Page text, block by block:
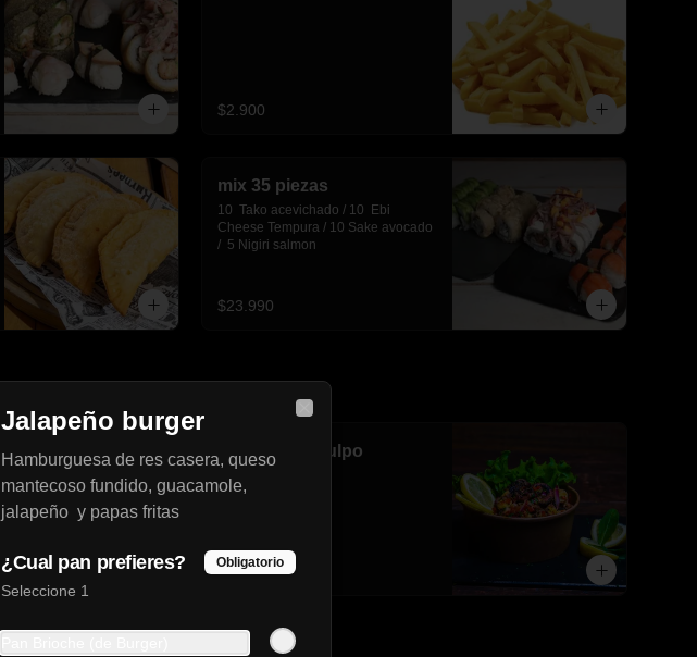
$2.900
mix 35 piezas
10  Tako acevichado / 10  Ebi
Cheese Tempura / 10 Sake avocado
/  5 Nigiri salmon
$23.990
Ceviche de Pulpo
$12.490
Jalapeño burger
Hamburguesa de res casera, queso
mantecoso fundido, guacamole,
jalapeño y papas fritas
¿Cual pan prefieres? Obligatorio
Seleccione 1